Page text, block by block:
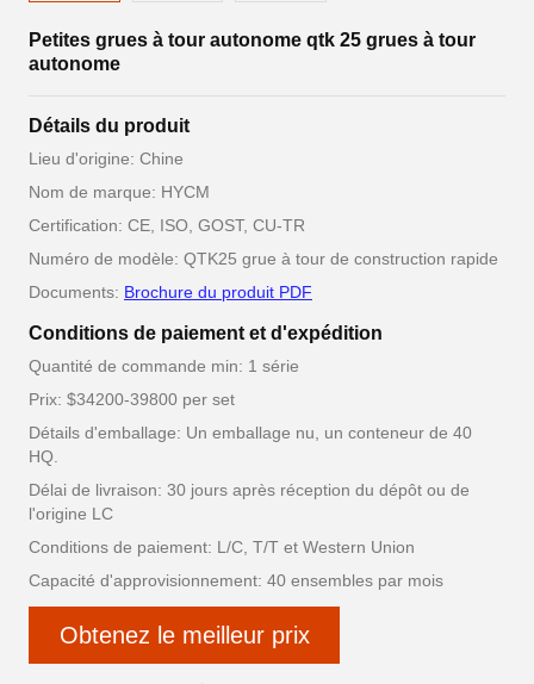
Petites grues à tour autonome qtk 25 grues à tour
autonome
Détails du produit
Lieu d'origine: Chine
Nom de marque: HYCM
Certification: CE, ISO, GOST, CU-TR
Numéro de modèle: QTK25 grue à tour de construction rapide
Documents: Brochure du produit PDF
Conditions de paiement et d'expédition
Quantité de commande min: 1 série
Prix: $34200-39800 per set
Détails d'emballage: Un emballage nu, un conteneur de 40
HQ.
Délai de livraison: 30 jours après réception du dépôt ou de
l'origine LC
Conditions de paiement: L/C, T/T et Western Union
Capacité d'approvisionnement: 40 ensembles par mois
Obtenez le meilleur prix